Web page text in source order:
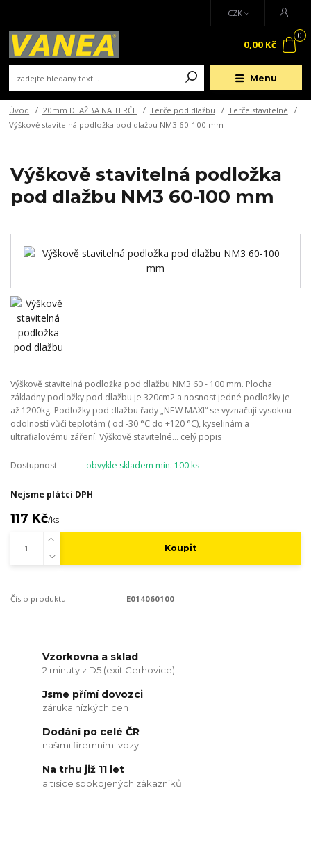
Menu
CZK
0
0,00 Kč
Úvod 20mm DLAŽBA NA TERČE Terče pod dlažbu
Terče stavitelné
Výškově stavitelná podložka pod dlažbu NM3 60-100 mm
Výškově stavitelná podložka
pod dlažbu NM3 60-100 mm
Výškově stavitelná podložka pod dlažbu NM3 60 - 100 mm. Plocha
základny podložky pod dlažbu je 320cm2 a nosnost jedné podložky je
až 1200kg. Podložky pod dlažbu řady „NEW MAXI“ se vyznačují vysokou
odolností vůči teplotám ( od -30 °C do +120 °C), kyselinám a
ultrafialovému záření. Výškově stavitelné... celý popis
Dostupnost obvykle skladem min. 100 ks
Nejsme plátci DPH
117 Kč/ks
Koupit
Číslo produktu: E014060100
Vzorkovna a sklad
2 minuty z D5 (exit Cerhovice)
Jsme přímí dovozci
záruka nízkých cen
Dodání po celé ČR
našimi firemními vozy
Na trhu již 11 let
a tisíce spokojených zákazníků